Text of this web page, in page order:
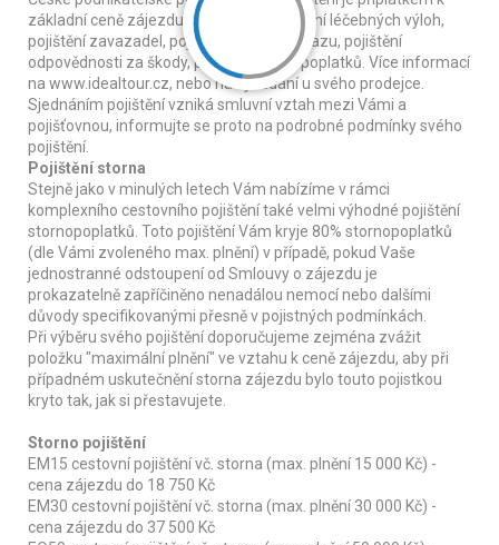
základní ceně zájezdu a zahrnuje: pojištění léčebných výloh,
pojištění zavazadel, pojištění následky úrazu, pojištění
odpovědnosti za škody, pojištění stornopoplatků. Více informací
na www.idealtour.cz, nebo na vyžádání u svého prodejce.
Sjednáním pojištění vzniká smluvní vztah mezi Vámi a
pojišťovnou, informujte se proto na podrobné podmínky svého
pojištění.
Pojištění storna
Stejně jako v minulých letech Vám nabízíme v rámci
komplexního cestovního pojištění také velmi výhodné pojištění
stornopoplatků. Toto pojištění Vám kryje 80% stornopoplatků
(dle Vámi zvoleného max. plnění) v případě, pokud Vaše
jednostranné odstoupení od Smlouvy o zájezdu je
prokazatelně zapříčiněno nenadálou nemocí nebo dalšími
důvody specifikovanými přesně v pojistných podmínkách.
Při výběru svého pojištění doporučujeme zejména zvážit
položku "maximální plnění" ve vztahu k ceně zájezdu, aby při
případném uskutečnění storna zájezdu bylo touto pojistkou
kryto tak, jak si přestavujete.
Storno pojištění
EM15 cestovní pojištění vč. storna (max. plnění 15 000 Kč) -
cena zájezdu do 18 750 Kč
EM30 cestovní pojištění vč. storna (max. plnění 30 000 Kč) -
cena zájezdu do 37 500 Kč